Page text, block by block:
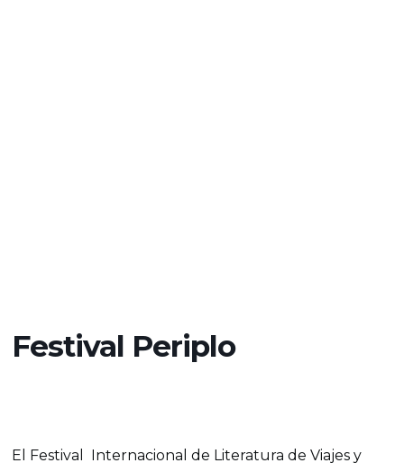
Festival Periplo
El Festival Internacional de Literatura de Viajes y